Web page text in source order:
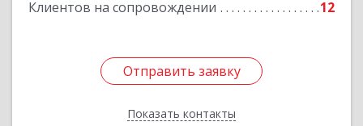
Клиентов на сопровождении 12
Отправить заявку
Показать контакты
Отправить заявку
Назад